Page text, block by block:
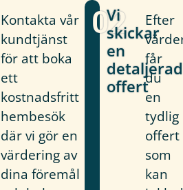
Kontakta vår
kundtjänst
för att boka
ett
kostnadsfritt
hembesök
där vi gör en
värdering av
dina föremål
02
Vi
skickar
en
detaljerad
offert
Efter
får
du
en
tydlig
offert
som
kan